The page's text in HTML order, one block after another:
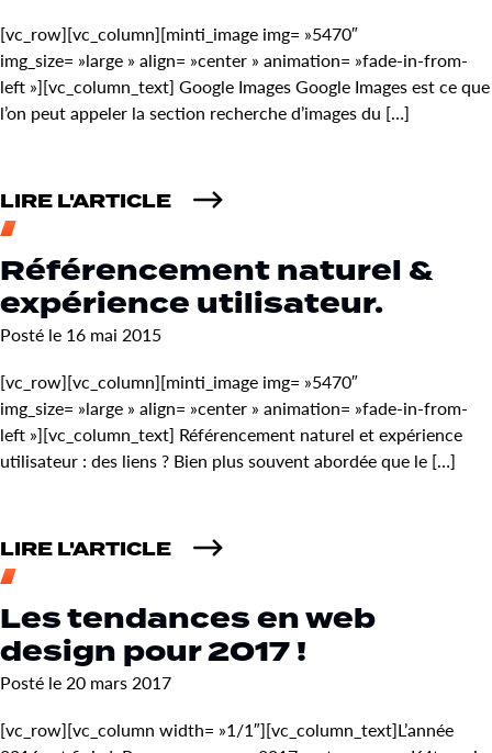
[vc_row][vc_column][minti_image img= »5470″
img_size= »large » align= »center » animation= »fade-in-from-
left »][vc_column_text] Google Images Google Images est ce que
l’on peut appeler la section recherche d’images du […]
LIRE L'ARTICLE
Référencement naturel &
expérience utilisateur.
Posté le 16 mai 2015
[vc_row][vc_column][minti_image img= »5470″
img_size= »large » align= »center » animation= »fade-in-from-
left »][vc_column_text] Référencement naturel et expérience
utilisateur : des liens ? Bien plus souvent abordée que le […]
LIRE L'ARTICLE
Les tendances en web
design pour 2017 !
Posté le 20 mars 2017
[vc_row][vc_column width= »1/1″][vc_column_text]L’année